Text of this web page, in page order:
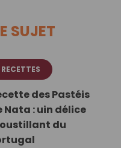
SUJET
RECETTES
des Pastéis
Nata : uin délice
du